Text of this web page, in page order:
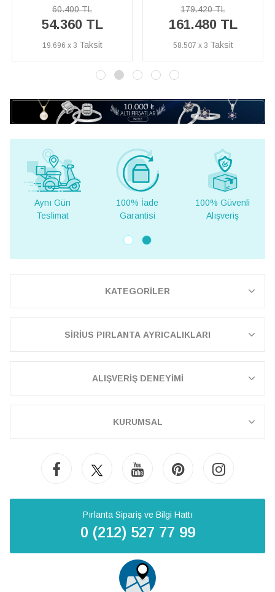
179.420 TL
161.480 TL
58.507 x 3
160.190 TL
144.170 TL
52.236 x 3
100% İade
Garantisi
100% Güvenli
Alışveriş
Yurt Dışına
Teslimat
KATEGORİLER
SİRİUS PIRLANTA AYRICALIKLARI
ALIŞVERİŞ DENEYİMİ
KURUMSAL
Pırlanta Sipariş ve Bilgi Hattı
0 (212) 527 77 99